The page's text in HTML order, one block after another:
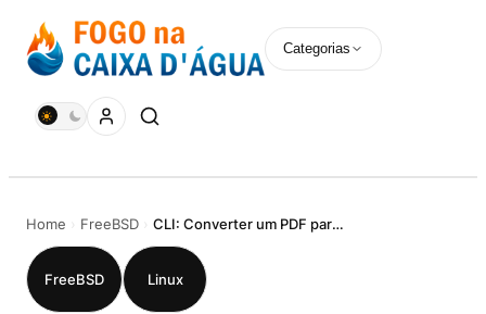
Pular
para
Categorias
Home FreeBSD CLI: Converter um PDF para uma imagem
FreeBSD Linux